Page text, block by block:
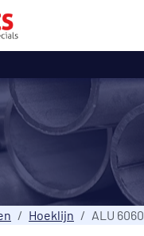
Hoeklijn ALU